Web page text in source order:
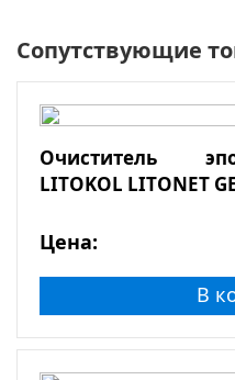
Сопутствующие
Очиститель
LITOKOL LITONET
Цена:
В